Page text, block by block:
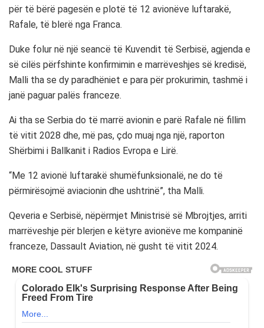
për të bërë pagesën e plotë të 12 avionëve luftarakë,
Rafale, të blerë nga Franca.
Duke folur në një seancë të Kuvendit të Serbisë, agjenda e
së cilës përfshinte konfirmimin e marrëveshjes së kredisë,
Malli tha se dy paradhëniet e para për prokurimin, tashmë i
janë paguar palës franceze.
Ai tha se Serbia do të marrë avionin e parë Rafale në fillim
të vitit 2028 dhe, më pas, çdo muaj nga një, raporton
Shërbimi i Ballkanit i Radios Evropa e Lirë.
“Me 12 avionë luftarakë shumëfunksionalë, ne do të
përmirësojmë aviacionin dhe ushtrinë”, tha Malli.
Qeveria e Serbisë, nëpërmjet Ministrisë së Mbrojtjes, arriti
marrëveshje për blerjen e këtyre avionëve me kompaninë
franceze, Dassault Aviation, në gusht të vitit 2024.